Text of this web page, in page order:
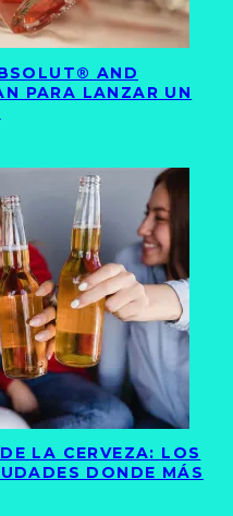
AND
PARA LANZAR UN
LA CERVEZA: LOS
DONDE MÁS